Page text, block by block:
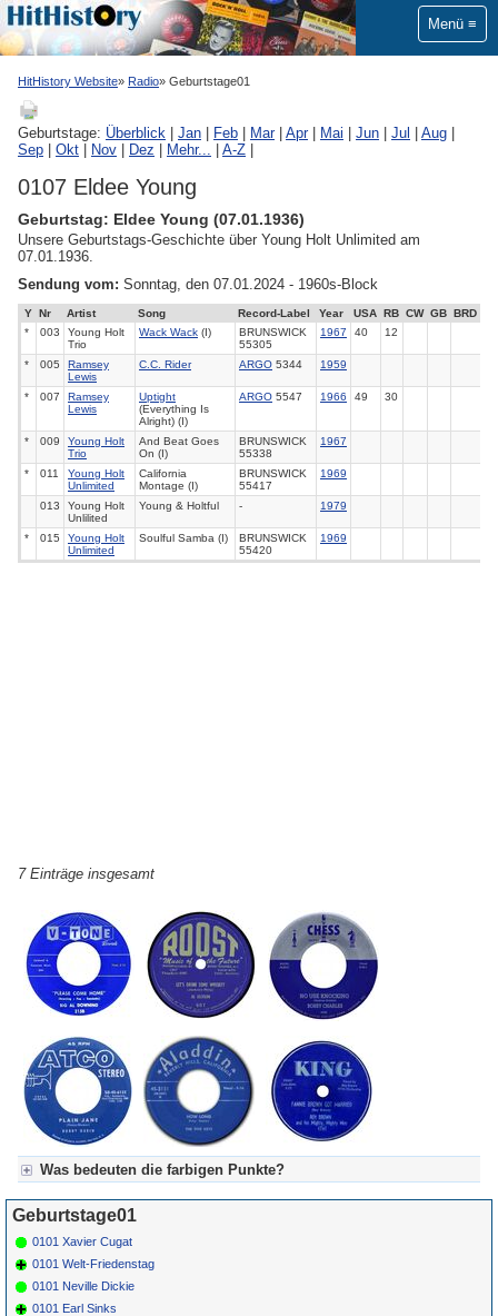
Menü
HitHistory Website Radio Geburtstage01
Geburtstage: Überblick Jan Feb Mar| Apr| Mai Jun Jul Aug
Sep
Okt Nov Dez Mehr... A-Z
0107 Eldee Young
Geburtstag: Eldee Young (07.01.1936)
Unsere Geburtstags-Geschichte über Young Holt Unlimited am
07.01.1936.
Sendung vom: Sonntag, den 07.01.2024 - 1960s-Block
Y Nr Artist Song Record-Label Year USA RB CW GB
BRD
*
003
Young Holt
Trio
Wack Wack (I)
BRUNSWICK
55305
1967 40 12
* 005
Ramsey
Lewis
C.C. Rider ARGO 5344 1959
* 007
Ramsey
Lewis
Uptight
(Everything Is
Alright) (I)
ARGO 5547 1966 49 30
* 009
Young Holt
Trio
And Beat Goes
On (I)
BRUNSWICK
55338
1967
* 011
Young Holt
Unlimited
California
Montage (I)
BRUNSWICK
55417
1969
013
Young Holt
Unlilited
Young & Holtful - 1979
* 015
Young Holt
Unlimited
Soulful Samba (I)
BRUNSWICK
55420
1969
7 Einträge insgesamt
Was bedeuten die farbigen Punkte?
Für Axel's Tageskalender:
Grün = Kurzgeschichte
Grün! = fachlich bestimmt spannend, nicht verpassen!
Grün+ = Stundenbeitrag
Gelb = Kurzgeschichten oder Stundensendungen in Arbeit
Blau = Beschreibungstext (beschreibender Text)
Geburtstage01
0101 Xavier Cugat
0101 Welt-Friedenstag
0101 Neville Dickie
0101 Earl Sinks